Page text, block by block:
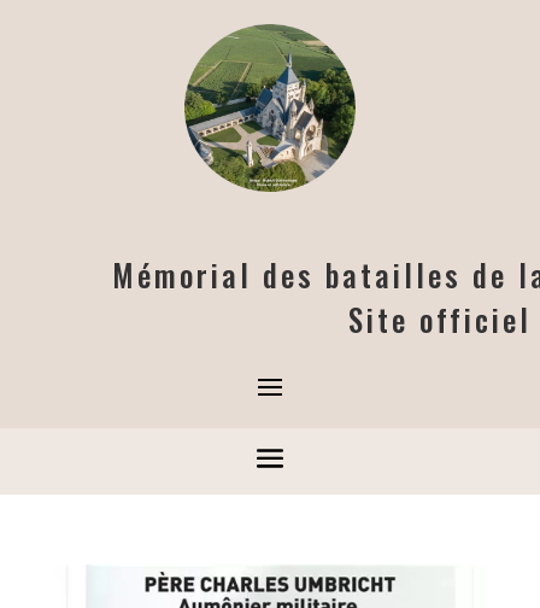
Mémorial des batailles de
Site officiel